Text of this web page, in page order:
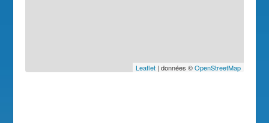
Leaflet| données ©OpenStreetMap